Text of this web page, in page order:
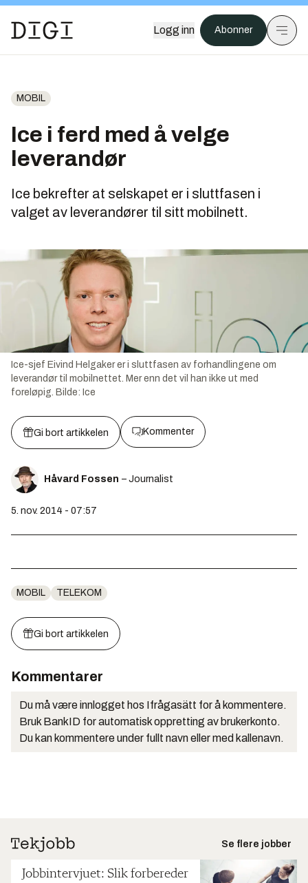
Logg inn Abonner
MOBIL
Ice i ferd med å velge
leverandør
Ice bekrefter at selskapet er i sluttfasen i
valget av leverandører til sitt mobilnett.
Ice-sjef Eivind Helgaker er i sluttfasen av forhandlingene om
leverandør til mobilnettet. Mer enn det vil han ikke ut med
foreløpig. Bilde: Ice
Gi bort artikkelen Kommenter
Håvard Fossen – Journalist
5. nov. 2014 - 07:57
MOBIL TELEKOM
Gi bort artikkelen
Kommentarer
Du må være innlogget hos Ifrågasätt for å kommentere.
Bruk BankID for automatisk oppretting av brukerkonto.
Du kan kommentere under fullt navn eller med kallenavn.
Se flere jobber
Jobbintervjuet: Slik forbereder